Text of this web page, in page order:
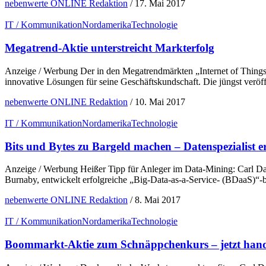
nebenwerte ONLINE Redaktion / 17. Mai 2017
IT / KommunikationNordamerikaTechnologie
Megatrend-Aktie unterstreicht Markterfolg
Anzeige / Werbung Der in den Megatrendmärkten „Internet of
innovative Lösungen für seine Geschäftskundschaft. Die jüngst
nebenwerte ONLINE Redaktion / 10. Mai 2017
IT / KommunikationNordamerikaTechnologie
Bits und Bytes zu Bargeld machen – Datenspezialist
Anzeige / Werbung Heißer Tipp für Anleger im Data-Mining: Carl
Burnaby, entwickelt erfolgreiche „Big-Data-as-a-Service-
nebenwerte ONLINE Redaktion / 8. Mai 2017
IT / KommunikationNordamerikaTechnologie
Boommarkt-Aktie zum Schnäppchenkurs – jetzt